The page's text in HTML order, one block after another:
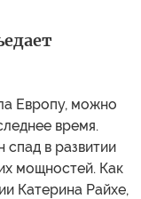
Европу, можно
время.
спад в развитии
мощностей. Как
Катерина Райхе,